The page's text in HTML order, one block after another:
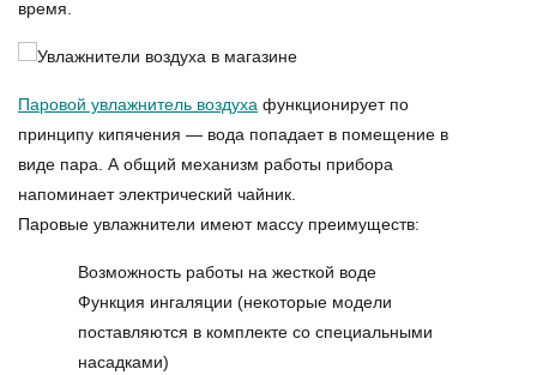
время.
Паровой увлажнитель воздуха функционирует по
принципу кипячения — вода попадает в помещение в
виде пара. А общий механизм работы прибора
напоминает электрический чайник.
Паровые увлажнители имеют массу преимуществ:
Возможность работы на жесткой воде
Функция ингаляции (некоторые модели
поставляются в комплекте со специальными
насадками)